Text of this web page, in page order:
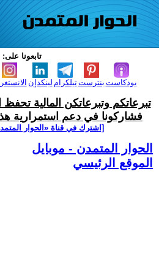
تابعونا على:
لينكدإن تيلكرامبنترست بودكاست
تبرعاتكم وتبرعاتكن المالية تحفظ
فشاركونا في دعم استمرارية
[اشترك في قناة ‫«الحوار
الحوار المتمدن - موبايل
الموقع الرئيسي